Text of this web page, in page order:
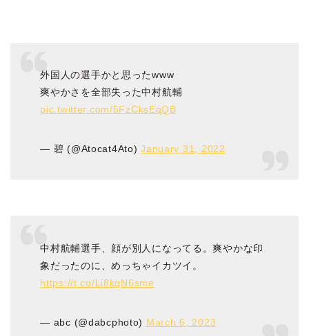
外国人の選手かと思ったwww
爽やかさを全部失った中村航輔
pic.twitter.com/5FzCksEqQB
— 碧 (@Atocat4Ato)January 31, 2022
中村航輔選手、顔が別人になってる。爽やかな印
象だったのに、めっちゃイカツイ。
https://t.co/Li8kqN6sme
— abc (@dabcphoto) March 6, 2023